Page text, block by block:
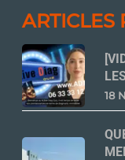
ARTICLES
18